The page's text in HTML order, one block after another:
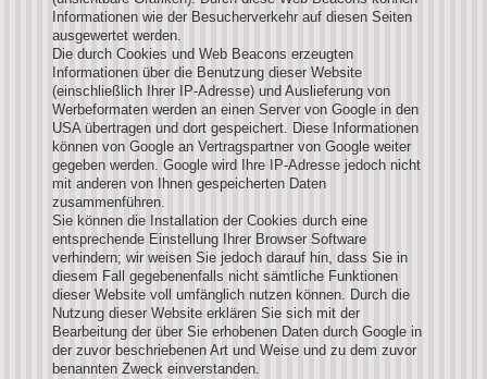
Informationen wie der Besucherverkehr auf diesen Seiten
ausgewertet werden.
Die durch Cookies und Web Beacons erzeugten
Informationen über die Benutzung dieser Website
(einschließlich Ihrer IP-Adresse) und Auslieferung von
Werbeformaten werden an einen Server von Google in den
USA übertragen und dort gespeichert. Diese Informationen
können von Google an Vertragspartner von Google weiter
gegeben werden. Google wird Ihre IP-Adresse jedoch nicht
mit anderen von Ihnen gespeicherten Daten
zusammenführen.
Sie können die Installation der Cookies durch eine
entsprechende Einstellung Ihrer Browser Software
verhindern; wir weisen Sie jedoch darauf hin, dass Sie in
diesem Fall gegebenenfalls nicht sämtliche Funktionen
dieser Website voll umfänglich nutzen können. Durch die
Nutzung dieser Website erklären Sie sich mit der
Bearbeitung der über Sie erhobenen Daten durch Google in
der zuvor beschriebenen Art und Weise und zu dem zuvor
benannten Zweck einverstanden.